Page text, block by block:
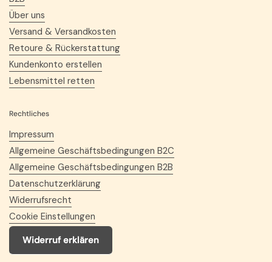
Über uns
Versand & Versandkosten
Retoure & Rückerstattung
Kundenkonto erstellen
Lebensmittel retten
Rechtliches
Impressum
Allgemeine Geschäftsbedingungen B2C
Allgemeine Geschäftsbedingungen B2B
Datenschutzerklärung
Widerrufsrecht
Cookie Einstellungen
Widerruf erklären